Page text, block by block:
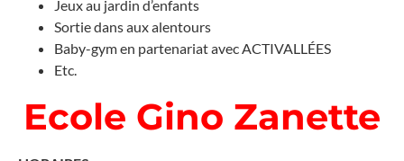
Jeux au jardin d’enfants
Sortie dans aux alentours
Baby-gym en partenariat avec ACTIVALLÉES
Etc.
Ecole Gino Zanette